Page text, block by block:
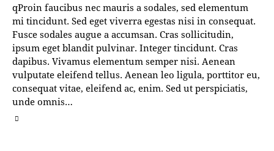
qProin faucibus nec mauris a sodales, sed elementum
mi tincidunt. Sed eget viverra egestas nisi in consequat.
Fusce sodales augue a accumsan. Cras sollicitudin,
ipsum eget blandit pulvinar. Integer tincidunt. Cras
dapibus. Vivamus elementum semper nisi. Aenean
vulputate eleifend tellus. Aenean leo ligula, porttitor eu,
consequat vitae, eleifend ac, enim. Sed ut perspiciatis,
unde omnis…